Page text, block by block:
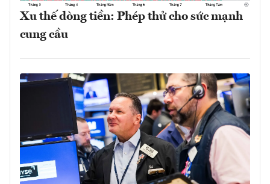
Xu thế dòng tiền: Phép thử cho sức mạnh
cung cầu